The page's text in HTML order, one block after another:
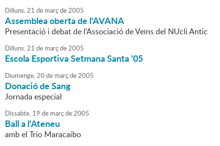
Dilluns,21 de marçde2005
Assemblea oberta de l'AVANA
Presentació i debat de l'Associació de Veïns del NUcli Antic
Dilluns,21 de marçde2005
Escola Esportiva Setmana Santa '05
Diumenge,20 de marçde2005
Donació de Sang
Jornada especial
Dissabte, 19 de marçde2005
Ball a l'Ateneu
amb el Trio Maracaibo